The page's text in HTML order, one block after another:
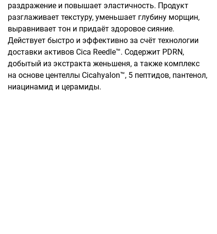
раздражение и повышает эластичность. Продукт
разглаживает текстуру, уменьшает глубину морщин,
выравнивает тон и придаёт здоровое сияние.
Действует быстро и эффективно за счёт технологии
доставки активов Cica Reedle™. Содержит PDRN,
добытый из экстракта женьшеня, а также комплекс
на основе центеллы Cicahyalon™, 5 пептидов, пантенол,
ниацинамид и церамиды.